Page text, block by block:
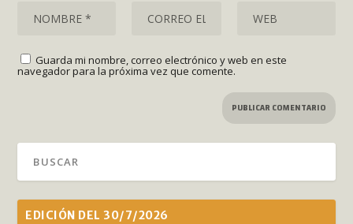
Guarda mi nombre, correo electrónico y web en este
navegador para la próxima vez que comente.
EDICIÓN DEL 30/7/2026